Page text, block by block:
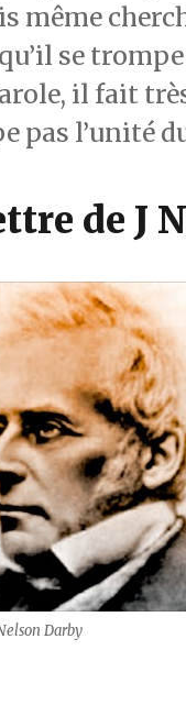
même
se
il fait
pas l’unité
de J
Darby